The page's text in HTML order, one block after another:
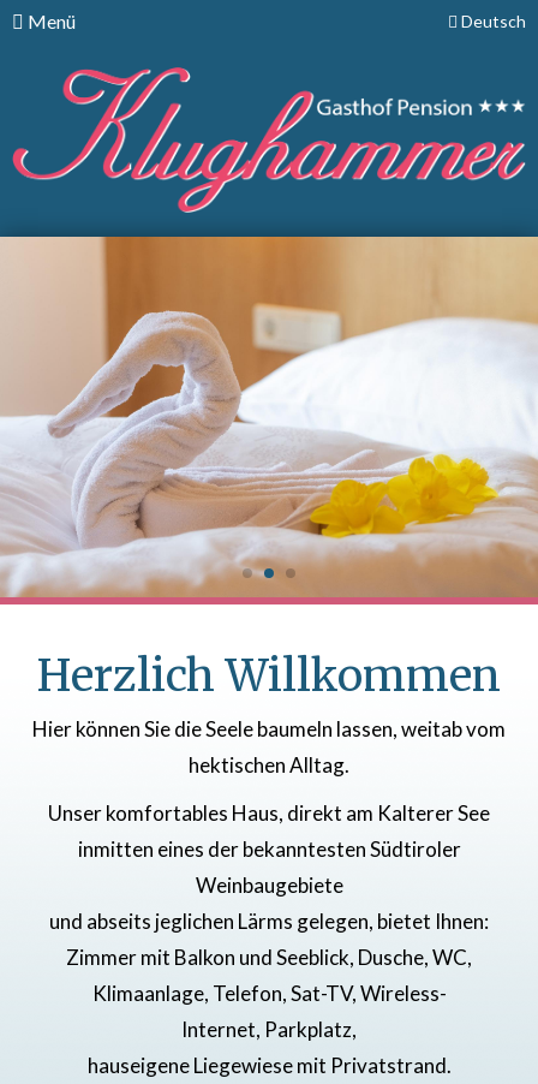
Menü Deutsch
Herzlich Willkommen
Hier können Sie die Seele baumeln lassen, weitab vom
hektischen Alltag.
Unser komfortables Haus, direkt am Kalterer See
inmitten eines der bekanntesten Südtiroler
Weinbaugebiete
und abseits jeglichen Lärms gelegen, bietet Ihnen:
Zimmer mit Balkon und Seeblick, Dusche, WC,
Klimaanlage, Telefon, Sat-TV, Wireless-
Internet, Parkplatz,
hauseigene Liegewiese mit Privatstrand.